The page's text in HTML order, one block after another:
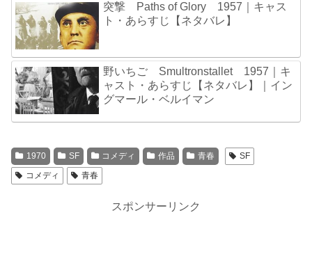
突撃 Paths of Glory 1957｜キャス
ト・あらすじ【ネタバレ】
野いちご Smultronstallet 1957｜キ
ャスト・あらすじ【ネタバレ】｜イン
グマール・ベルイマン
1970 SF コメディ 作品 青春
SF
コメディ
青春
スポンサーリンク